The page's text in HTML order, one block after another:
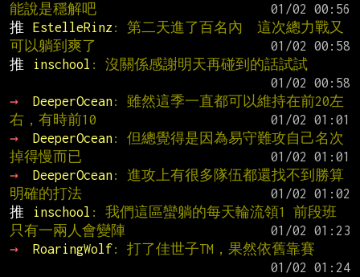
能說是穩解吧
推
EstelleRinz : 第二天進了百名內  這次總力戰又
可以躺到爽了
推
inschool : 沒關係感謝明天再碰到的話試試
→
DeeperOcean: 雖然這季一直都可以維持在前20左
右，有時前10
→
DeeperOcean: 但總覺得是因為易守難攻自己名次
掉得慢而已
→
DeeperOcean: 進攻上有很多隊伍都還找不到勝算
明確的打法
推
inschool : 我們這區蠻躺的每天輪流領1 前段班
只有一兩人會變陣
→
RoaringWolf: 打了佳世子TM，果然依舊靠賽